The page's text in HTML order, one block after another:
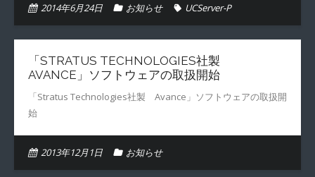
2014年6月24日 お知らせ UCServer-P
「STRATUS TECHNOLOGIES社製
AVANCE」ソフトウェアの取扱開始
「Stratus Technologies社製 Avance」ソフトウェアの取扱開
始
2013年12月1日 お知らせ